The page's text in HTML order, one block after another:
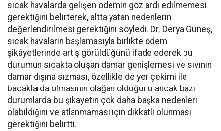
sıcak havalarda gelişen ödemin göz ardı edilmemesi
gerektiğini belirterek, altta yatan nedenlerin
değerlendirilmesi gerektiğini söyledi. Dr. Derya Güneş,
sıcak havaların başlamasıyla birlikte ödem
şikâyetlerinde artış görüldüğünü ifade ederek bu
durumun sıcakta oluşan damar genişlemesi ve sıvının
damar dışına sızması, özellikle de yer çekimi ile
bacaklarda olmasının olağan olduğunu ancak bazı
durumlarda bu şikayetin çok daha başka nedenleri
olabildiğini ve atlanmaması için dikkatli olunması
gerektiğini belirtti.